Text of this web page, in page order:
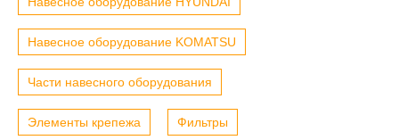
Навесное оборудование KOMATSU
Части навесного оборудования
Элементы крепежа Фильтры